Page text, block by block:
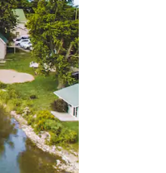
e deslizando o dedo na tela.